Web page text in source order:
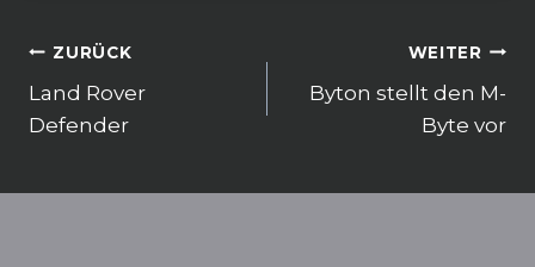
Beitragsnavigation
ZURÜCK
Land Rover
Defender
WEITER
Byton stellt den M-
Byte vor